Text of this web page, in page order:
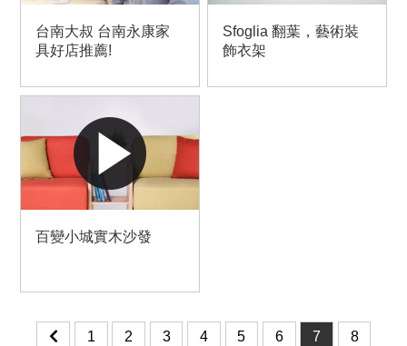
台南大叔 台南永康家
具好店推薦!
Sfoglia 翻葉，藝術裝
飾衣架
百變小城實木沙發
1 2 3 4 5 6 7 8